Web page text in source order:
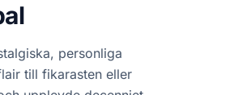
personliga
till fikarasten eller